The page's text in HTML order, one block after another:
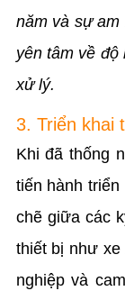
năm và sự am
yên tâm về độ
xử lý.
3. Triển khai
Khi đã thống
tiến hành
chẽ giữa các
thiết bị như
nghiệp và